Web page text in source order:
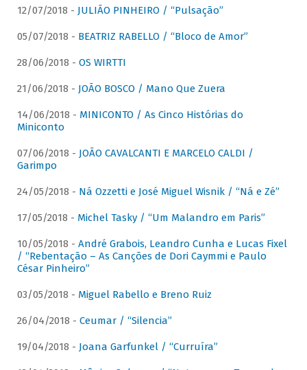
12/07/2018 - JULIÃO PINHEIRO / “Pulsação”
05/07/2018 - BEATRIZ RABELLO / “Bloco de Amor”
28/06/2018 - OS WIRTTI
21/06/2018 - JOÃO BOSCO / Mano Que Zuera
14/06/2018 - MINICONTO / As Cinco Histórias do
Miniconto
07/06/2018 - JOÃO CAVALCANTI E MARCELO CALDI /
Garimpo
24/05/2018 - Ná Ozzetti e José Miguel Wisnik / “Ná e Zé”
17/05/2018 - Michel Tasky / “Um Malandro em Paris”
10/05/2018 - André Grabois, Leandro Cunha e Lucas Fixel
/ “Rebentação – As Canções de Dori Caymmi e Paulo
César Pinheiro”
03/05/2018 - Miguel Rabello e Breno Ruiz
26/04/2018 - Ceumar / “Silencia”
19/04/2018 - Joana Garfunkel / “Curruíra”